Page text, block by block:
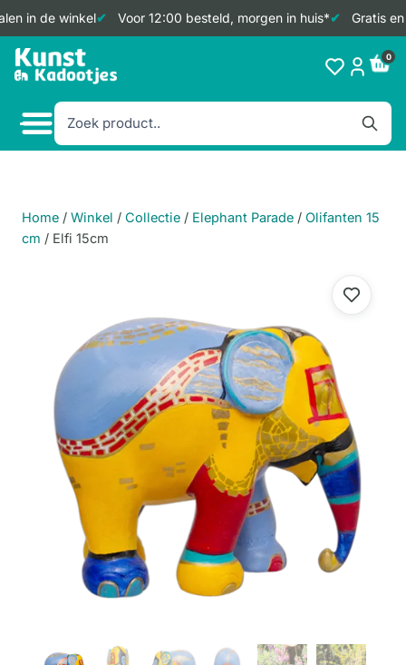
in de winkel Voor 12:00 besteld, morgen in huis* Gratis en
Doorgaan
naar
0
Home / Winkel / Collectie / Elephant Parade / Olifanten 15
cm / Elfi 15cm